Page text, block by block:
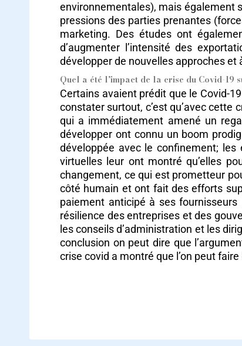
environnementales), mais également
pressions des parties prenantes
marketing. Des études ont
d’augmenter l’intensité des
développer de nouvelles approches et
Quel a été l’impact de la crise du Covid-
Certains avaient prédit que le Covid-
constater surtout, c’est qu’avec
qui a immédiatement amené un
développer ont connu un boom
développée avec le confinement;
virtuelles leur ont montré qu’elles
changement, ce qui est prometteur
côté humain et ont fait des efforts
paiement anticipé à ses
résilience des entreprises et des
les conseils d’administration et les
conclusion on peut dire que
crise covid a montré que l’on peut